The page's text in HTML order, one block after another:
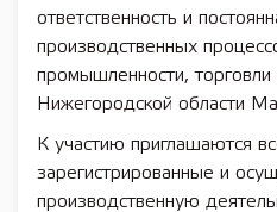
ответственность и
производственных
промышленности, торговли
Нижегородской области
К участию приглашаются
зарегистрированные и
производственную